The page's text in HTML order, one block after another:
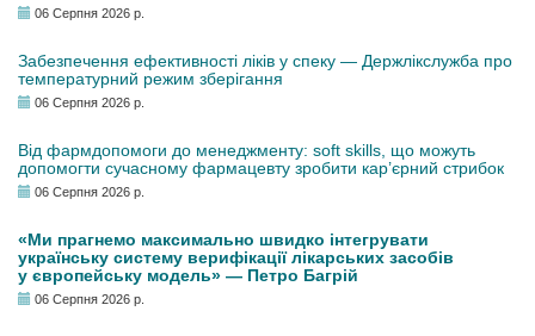
06 Серпня 2026 р.
Забезпечення ефективності ліків у спеку — Держлікслужба про
температурний режим зберігання
06 Серпня 2026 р.
Від фармдопомоги до менеджменту: soft skills, що можуть
допомогти сучасному фармацевту зробити кар’єрний стрибок
06 Серпня 2026 р.
«Ми прагнемо максимально швидко інтегрувати
українську систему верифікації лікарських засобів
у європейську модель» — Петро Багрій
06 Серпня 2026 р.